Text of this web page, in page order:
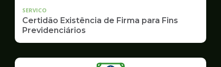
SERVICO
Certidão Existência de Firma para Fins
Previdenciários